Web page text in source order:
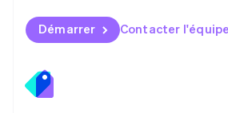
Démarrer Contacter
English
Nouvelle-Zélande
Pays-Bas
Nederlands